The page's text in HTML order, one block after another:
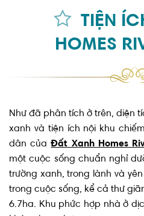
TIỆN
HOMES
Như đã phân tích ở trên, diện
xanh và tiện ích nội khu
dân củaĐất Xanh Homes
một cuộc sống chuẩn nghỉ
trường xanh, trong lành và
trong cuộc sống, kể cả thư
6.7ha. Khu phức hợp nhà ở